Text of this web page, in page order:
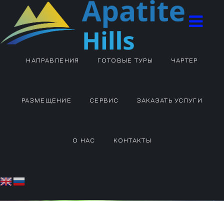
НАПРАВЛЕНИЯ ГОТОВЫЕ ТУРЫ ЧАРТЕР
РАЗМЕЩЕНИЕ СЕРВИС ЗАКАЗАТЬ УСЛУГИ
О НАС КОНТАКТЫ